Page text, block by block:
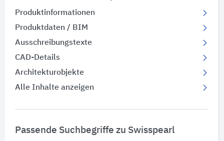
Produktinformationen
Produktdaten / BIM
Ausschreibungstexte
CAD-Details
Architekturobjekte
Alle Inhalte anzeigen
Passende Suchbegriffe zu Swisspearl